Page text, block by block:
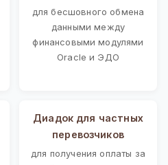
для бесшовного обмена
данными между
финансовыми модулями
Oracle и ЭДО
Диадок для частных
перевозчиков
для получения оплаты за